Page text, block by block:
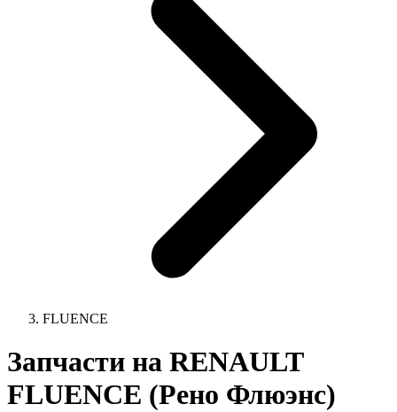
FLUENCE
Запчасти на RENAULT
FLUENCE (Рено Флюэнс)